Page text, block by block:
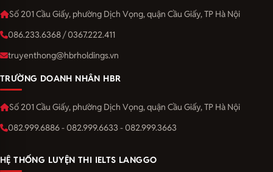
Số 201 Cầu Giấy, phường Dịch Vọng, quận Cầu Giấy, TP Hà Nội
086.233.6368 / 0367.222.411
truyenthong@hbrholdings.vn
TRƯỜNG DOANH NHÂN HBR
Số 201 Cầu Giấy, phường Dịch Vọng, quận Cầu Giấy, TP Hà Nội
082.999.6886 - 082.999.6633 - 082.999.3663
HỆ THỐNG LUYỆN THI IELTS LANGGO